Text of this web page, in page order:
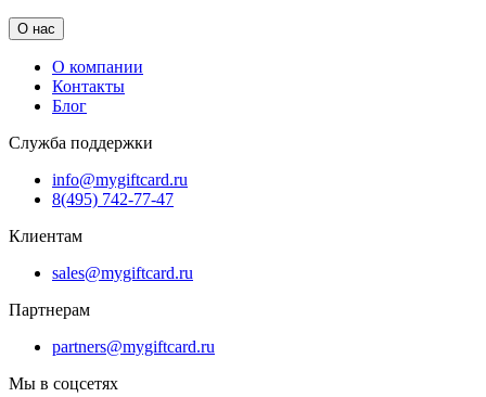
О нас
О компании
Контакты
Блог
Служба поддержки
info@mygiftcard.ru
8(495) 742-77-47
Клиентам
sales@mygiftcard.ru
Партнерам
partners@mygiftcard.ru
Мы в соцсетях